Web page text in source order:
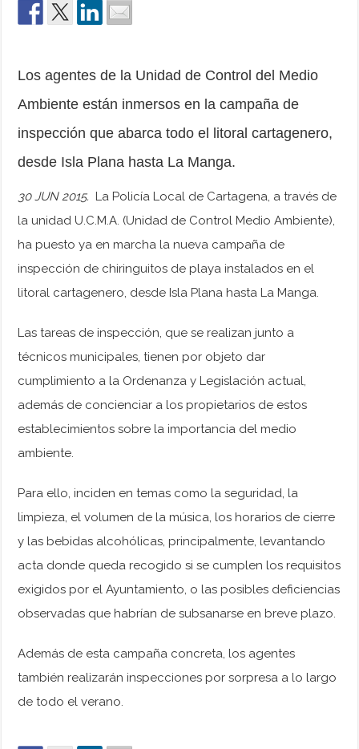
Los agentes de la Unidad de Control del Medio
Ambiente están inmersos en la campaña de
inspección que abarca todo el litoral cartagenero,
desde Isla Plana hasta La Manga.
30 JUN 2015. La Policía Local de Cartagena, a través de
la unidad U.C.M.A. (Unidad de Control Medio Ambiente),
ha puesto ya en marcha la nueva campaña de
inspección de chiringuitos de playa instalados en el
litoral cartagenero, desde Isla Plana hasta La Manga.
Las tareas de inspección, que se realizan junto a
técnicos municipales, tienen por objeto dar
cumplimiento a la Ordenanza y Legislación actual,
además de concienciar a los propietarios de estos
establecimientos sobre la importancia del medio
ambiente.
Para ello, inciden en temas como la seguridad, la
limpieza, el volumen de la música, los horarios de cierre
y las bebidas alcohólicas, principalmente, levantando
acta donde queda recogido si se cumplen los requisitos
exigidos por el Ayuntamiento, o las posibles deficiencias
observadas que habrían de subsanarse en breve plazo.
Además de esta campaña concreta, los agentes
también realizarán inspecciones por sorpresa a lo largo
de todo el verano.